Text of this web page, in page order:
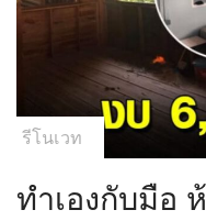
รีโนเวท
ทำเองกับมือ